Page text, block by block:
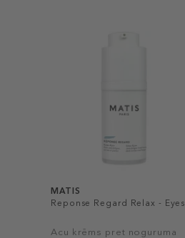
MATIS
Reponse Regard Relax - Eyes
Acu krēms pret noguruma